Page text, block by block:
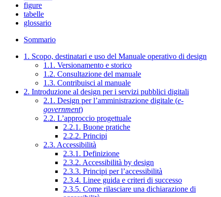
figure
tabelle
glossario
Sommario
1. Scopo, destinatari e uso del Manuale operativo di design
1.1. Versionamento e storico
1.2. Consultazione del manuale
1.3. Contribuisci al manuale
2. Introduzione al design per i servizi pubblici digitali
2.1. Design per l’amministrazione digitale (e-
government)
2.2. L’approccio progettuale
2.2.1. Buone pratiche
2.2.2. Principi
2.3. Accessibilità
2.3.1. Definizione
2.3.2. Accessibilità by design
2.3.3. Principi per l’accessibilità
2.3.4. Linee guida e criteri di successo
2.3.5. Come rilasciare una dichiarazione di